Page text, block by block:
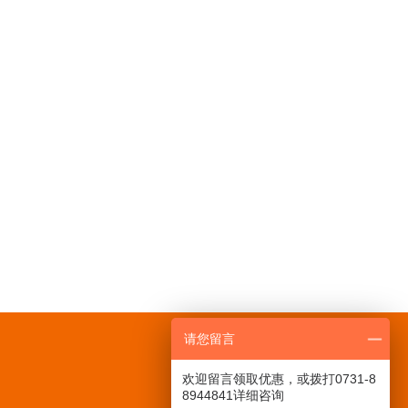
咨询热线：0731-88944842
售后客服：400-874-1314
请您留言
欢迎留言领取优惠，或拨打0731-8
8944841详细咨询